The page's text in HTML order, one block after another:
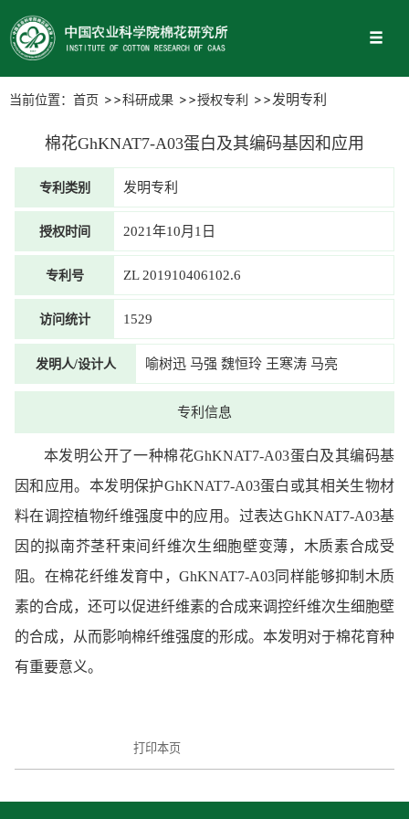
当前位置： 首页 科研成果 授权专利 发明专利
棉花GhKNAT7-A03蛋白及其编码基因和应用
专利类别 发明专利
授权时间 2021年10月1日
专利号 ZL 201910406102.6
访问统计 1529
发明人/设计人 喻树迅 马强 魏恒玲 王寒涛 马亮
专利信息
本发明公开了一种棉花GhKNAT7‑A03蛋白及其编码基
因和应用。本发明保护GhKNAT7‑A03蛋白或其相关生物材
料在调控植物纤维强度中的应用。过表达GhKNAT7‑A03基
因的拟南芥茎秆束间纤维次生细胞壁变薄，木质素合成受
阻。在棉花纤维发育中，GhKNAT7‑A03同样能够抑制木质
素的合成，还可以促进纤维素的合成来调控纤维次生细胞壁
的合成，从而影响棉纤维强度的形成。本发明对于棉花育种
有重要意义。